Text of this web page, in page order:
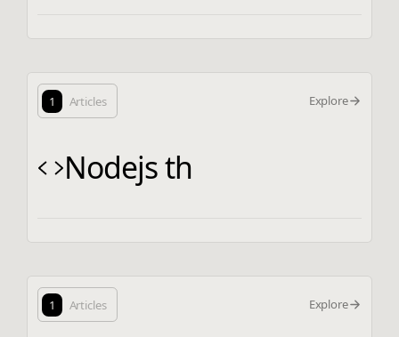
1 Articles Explore
Nodejs th
1 Articles Explore